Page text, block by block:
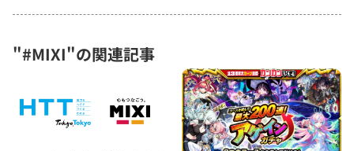
"#MIXI"の関連記事